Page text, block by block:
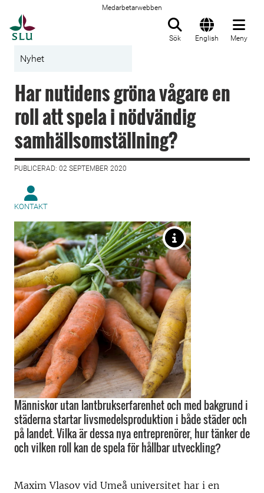
Medarbetarwebben
Sök English Meny
Nyhet
Har nutidens gröna vågare en
roll att spela i nödvändig
samhällsomställning?
PUBLICERAD: 02 SEPTEMBER 2020
KONTAKT
Människor utan lantbrukserfarenhet och med bakgrund i
städerna startar livsmedelsproduktion i både städer och
på landet. Vilka är dessa nya entreprenörer, hur tänker de
och vilken roll kan de spela för hållbar utveckling?
Maxim Vlasov vid Umeå universitet har i en